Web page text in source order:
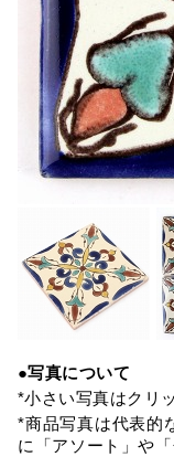
●写真について
*小さい写真はクリ
*商品写真は代表的
に「アソート」や